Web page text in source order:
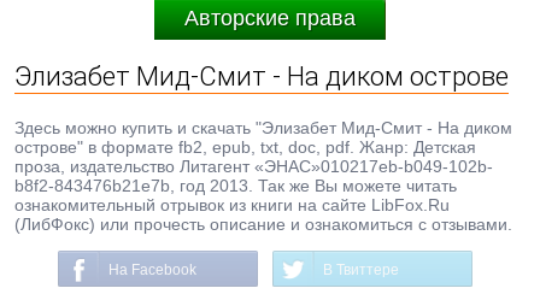
Авторские права
Элизабет Мид-Смит - На диком острове
Здесь можно купить и скачать "Элизабет Мид-Смит - На диком
острове" в формате fb2, epub, txt, doc, pdf. Жанр: Детская
проза, издательство Литагент «ЭНАС»010217eb-b049-102b-
b8f2-843476b21e7b, год 2013. Так же Вы можете читать
ознакомительный отрывок из книги на сайте LibFox.Ru
(ЛибФокс) или прочесть описание и ознакомиться с отзывами.
На Facebook В Твиттере